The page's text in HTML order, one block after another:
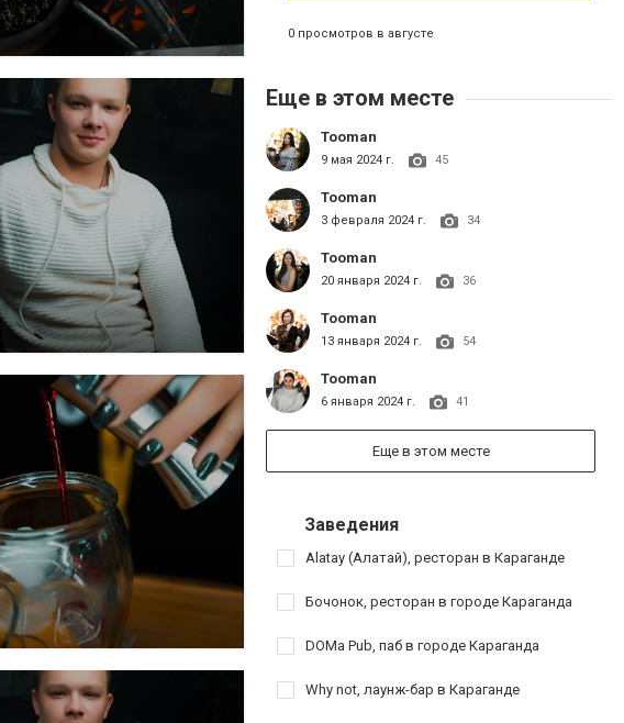
0 просмотров в августе
Еще в этом месте
Tooman
9 мая 2024 г. 45
Tooman
3 февраля 2024 г. 34
Tooman
20 января 2024 г. 36
Tooman
13 января 2024 г. 54
Tooman
6 января 2024 г. 41
Еще в этом месте
Заведения
Alatay (Алатай), ресторан в Караганде
Бочонок, ресторан в городе Караганда
DOMa Pub, паб в городе Караганда
Why not, лаунж-бар в Караганде